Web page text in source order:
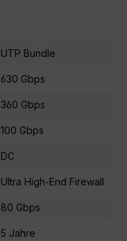
UTP Bundle
630 Gbps
360 Gbps
100 Gbps
DC
Ultra High-End Firewall
80 Gbps
5 Jahre